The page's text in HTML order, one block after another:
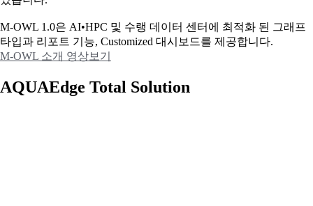
M-OWL 1.0은 AI•HPC 및 수랭 데이터 센터에 최적화 된 그래프
타입과 리포트 기능, Customized 대시보드를 제공합니다.
M-OWL 소개 영상보기
AQUAEdge Total Solution